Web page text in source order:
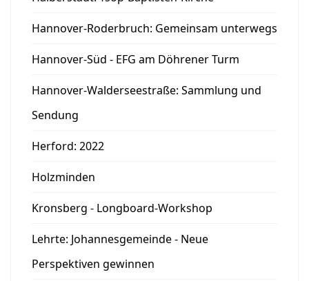
Hannover-Roderbruch: Gemeinsam unterwegs
Hannover-Süd - EFG am Döhrener Turm
Hannover-Walderseestraße: Sammlung und
Sendung
Herford: 2022
Holzminden
Kronsberg - Longboard-Workshop
Lehrte: Johannesgemeinde - Neue
Perspektiven gewinnen